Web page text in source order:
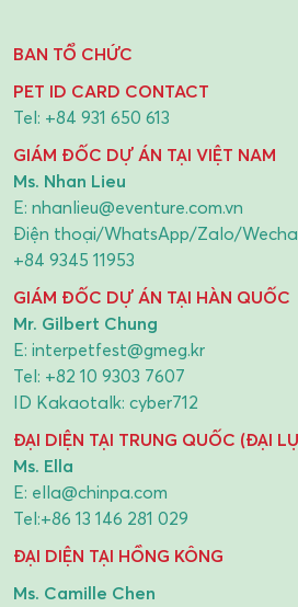
BAN TỔ CHỨC
PET ID CARD CONTACT
Tel: +84 931 650 613
GIÁM ĐỐC DỰ ÁN TẠI VIỆT NAM
Ms. Nhan Lieu
E: nhanlieu@eventure.com.vn
Điện thoại/WhatsApp/Zalo/
+84 9345 11953
GIÁM ĐỐC DỰ ÁN TẠI HÀN QUỐC
Mr. Gilbert Chung
E: interpetfest@gmeg.kr
Tel: +82 10 9303 7607
ID Kakaotalk: cyber712
ĐẠI DIỆN TẠI TRUNG QUỐC (ĐẠI
Ms. Ella
E: ella@chinpa.com
Tel:+86 13 146 281 029
ĐẠI DIỆN TẠI HỒNG KÔNG
Ms. Camille Chen